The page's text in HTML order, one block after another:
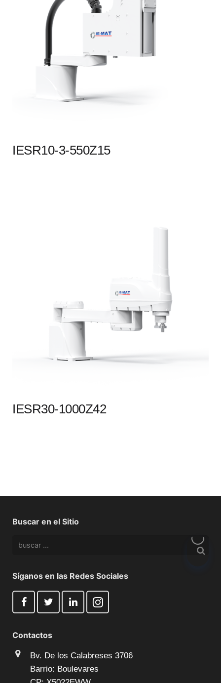
IESR10-3-550Z15
IESR30-1000Z42
Buscar en el Sitio
Síganos en las Redes Sociales
Contactos
Bv. De los Calabreses 3706
Barrio: Boulevares